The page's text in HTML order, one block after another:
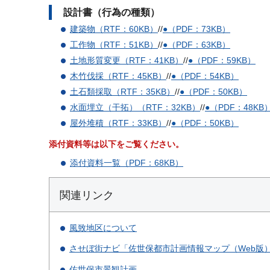
設計書（行為の種類）
建築物（RTF：60KB） //●（PDF：73KB）
工作物（RTF：51KB） //●（PDF：63KB）
土地形質変更（RTF：41KB） //●（PDF：59KB）
木竹伐採（RTF：45KB） //●（PDF：54KB）
土石類採取（RTF：35KB） //●（PDF：50KB）
水面埋立（干拓）（RTF：32KB） //●（PDF：48KB
屋外堆積（RTF：33KB） //●（PDF：50KB）
添付資料等は以下をご覧ください。
添付資料一覧（PDF：68KB）
関連リンク
風致地区について
させぼ街ナビ「佐世保都市計画情報マップ（Web版